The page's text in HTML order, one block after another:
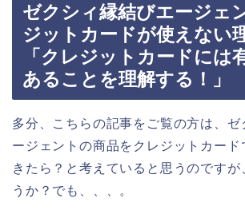
ゼクシィ縁結びエージェ
ジットカードが使えない
「クレジットカードには
あることを理解する！」
多分、こちらの記事をご覧の方は、ゼ
ージェントの商品をクレジットカード
きたら？と考えていると思うのですが
うか？でも、、、。